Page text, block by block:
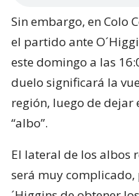
Sin embargo, en Colo
el partido ante
este domingo a las
duelo significará la
región, luego de
“albo”.
El lateral de los albos
será muy complicado,